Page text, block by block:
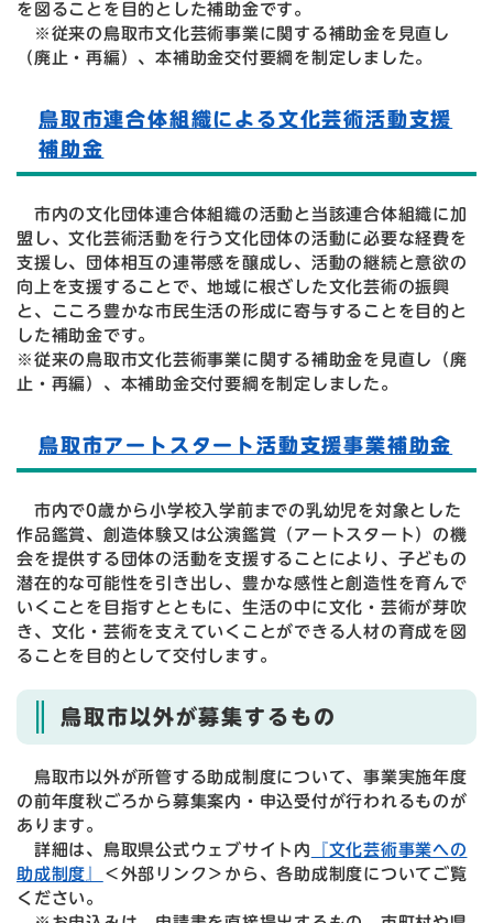
を図ることを目的とした補助金です。
​ ※従来の鳥取市文化芸術事業に関する補助金を見直し
（廃止・再編）、本補助金交付要綱を制定しました。
鳥取市連合体組織による文化芸術活動支援
補助金
市内の文化団体連合体組織の活動と当該連合体組織に加
盟し、文化芸術活動を行う文化団体の活動に必要な経費を
支援し、団体相互の連帯感を醸成し、活動の継続と意欲の
向上を支援することで、地域に根ざした文化芸術の振興
と、こころ豊かな市民生活の形成に寄与することを目的と
した補助金です。
​※従来の鳥取市文化芸術事業に関する補助金を見直し（廃
止・再編）、本補助金交付要綱を制定しました。
鳥取市アートスタート活動支援事業補助金
市内で0歳から小学校入学前までの乳幼児を対象とした
作品鑑賞、創造体験又は公演鑑賞（アートスタート）の機
会を提供する団体の活動を支援することにより、子どもの
潜在的な可能性を引き出し、豊かな感性と創造性を育んで
いくことを目指すとともに、生活の中に文化・芸術が芽吹
き、文化・芸術を支えていくことができる人材の育成を図
ることを目的として交付します。
鳥取市以外が募集するもの
鳥取市以外が所管する助成制度について、事業実施年度
の前年度秋ごろから募集案内・申込受付が行われるものが
あります。
詳細は、鳥取県公式ウェブサイト内
『文化芸術事業への
助成制度』
＜外部リンク＞ から、各助成制度についてご覧
ください。